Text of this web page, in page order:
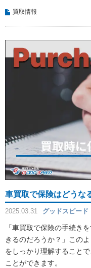
買取情報
車買取で保険はどうな
2025.03.31 グッドスピード
「車買取で保険の手続き
きるのだろうか？」この
をしっかり理解すること
ことができます。